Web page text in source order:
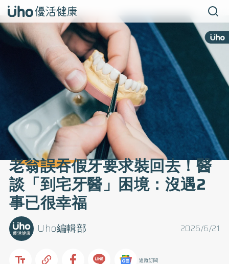
老翁誤吞假牙要求裝回去！醫
談「到宅牙醫」困境：沒遇2
事已很幸福
2026/6/21
Uho編輯部
追蹤訂閱